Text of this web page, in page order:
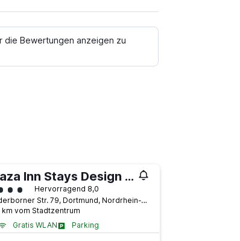
die Bewertungen anzeigen zu
Plaza Inn Stays Design Dortmund
4
Hervorragend 8,0
Paderborner Str. 79, Dortmund, Nordrhein-Westfalen, Deutschland
km vom Stadtzentrum
Gratis WLAN
Parking